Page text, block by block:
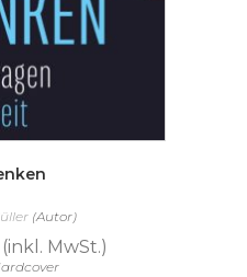
(Autor)
(inkl. MwSt.)